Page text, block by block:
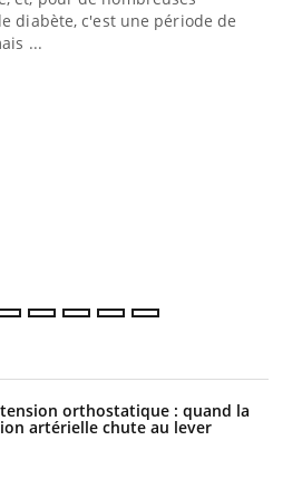
diabète, c'est une période de
...
orthostatique : quand la
artérielle chute au lever